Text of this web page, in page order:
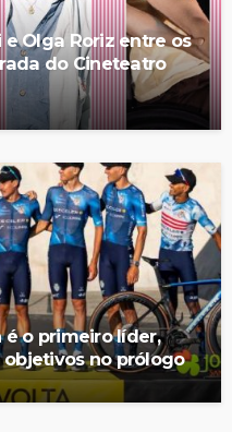
Olga Roriz entre os
do Cineteatro
é o primeiro líder,
no prólogo